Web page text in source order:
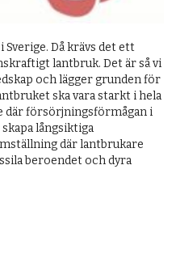
Då krävs det ett
lantbruk. Det är så vi
och lägger grunden för
ska vara starkt i hela
där försörjningsförmågan i
långsiktiga
där lantbrukare
beroendet och dyra